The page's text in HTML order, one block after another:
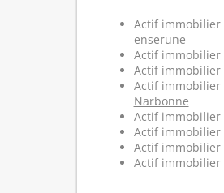
Actif immobilier
enserune
Actif immobilier
Actif immobilier
Actif immobilier
Narbonne
Actif immobilier
Actif immobilier
Actif immobilier
Actif immobilier